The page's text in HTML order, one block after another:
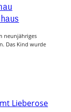
neunjähriges
Das Kind wurde